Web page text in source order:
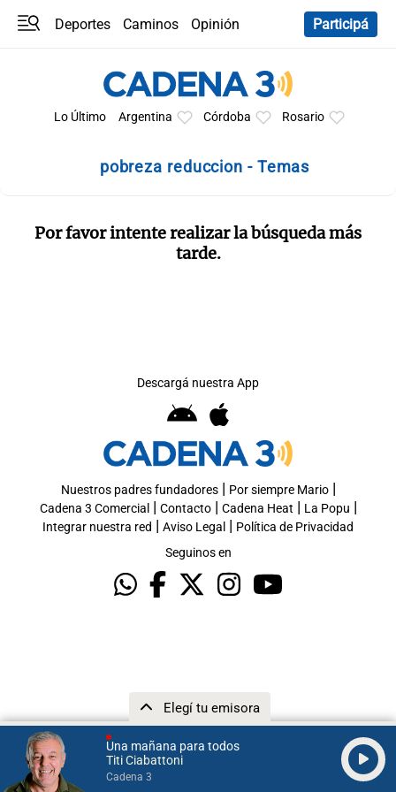
Una mañana para todos
Titi Ciabattoni
Cadena 3
Elegí tu emisora
Deportes Caminos
Opinión
Participá
Lo Último Argentina Córdoba Rosario
pobreza reduccion - Temas
Por favor intente realizar la búsqueda más
tarde.
Descargá nuestra App
Nuestros padres fundadores| Por siempre Mario|
Cadena 3 Comercial | Contacto| Cadena Heat | La Popu |
Integrar nuestra red | Aviso Legal | Política de Privacidad
Seguinos en